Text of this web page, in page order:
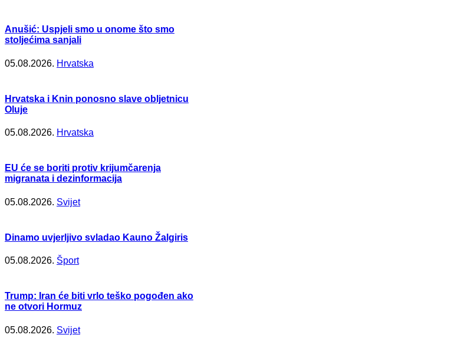
Anušić: Uspjeli smo u onome što smo
stoljećima sanjali
05.08.2026. Hrvatska
Hrvatska i Knin ponosno slave obljetnicu
Oluje
05.08.2026. Hrvatska
EU će se boriti protiv krijumčarenja
migranata i dezinformacija
05.08.2026. Svijet
Dinamo uvjerljivo svladao Kauno Žalgiris
05.08.2026. Šport
Trump: Iran će biti vrlo teško pogođen ako
ne otvori Hormuz
05.08.2026. Svijet